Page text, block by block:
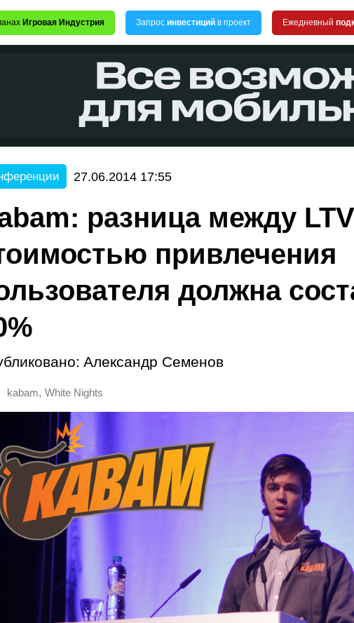
Игровая Индустрия Запрос инвестиций в проект Ежедневный
27.06.2014 17:55
разница между
привлечения
должна
Александр Семенов
kabam, White Nights